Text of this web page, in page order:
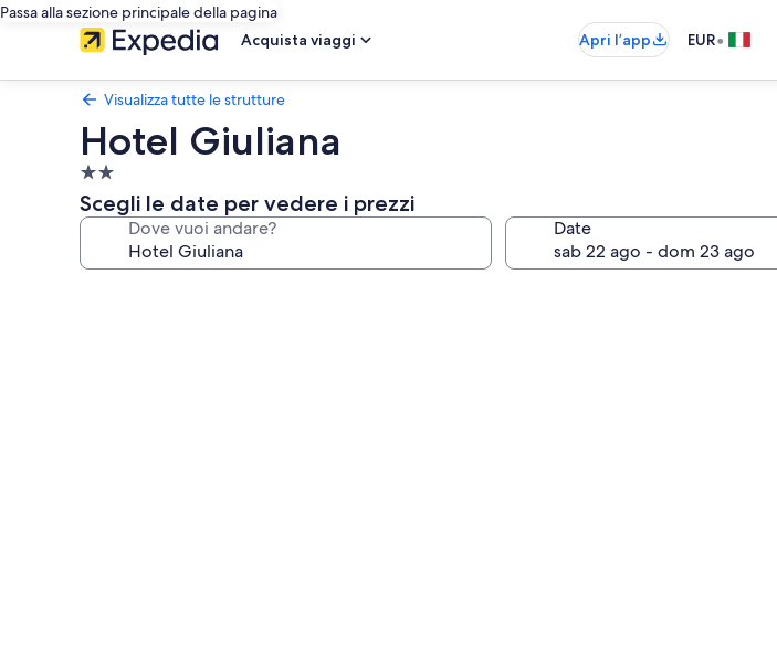
Passa alla sezione principale della pagina
Acquista viaggi
Apri l’app EUR•
Visualizza tutte le strutture
Hotel Giuliana
Struttura
a
2.0
Scegli le date per vedere i prezzi
Dove vuoi andare? Date